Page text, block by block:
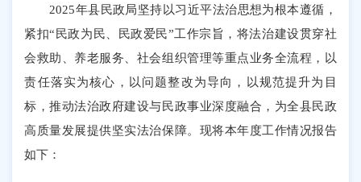
2025年县民政局坚持以习近平法治思想为根本遵循，
紧扣“民政为民、民政爱民”工作宗旨，将法治建设贯穿社
会救助、养老服务、社会组织管理等重点业务全流程，以
责任落实为核心，以问题整改为导向，以规范提升为目
标，推动法治政府建设与民政事业深度融合，为全县民政
高质量发展提供坚实法治保障。现将本年度工作情况报告
如下：